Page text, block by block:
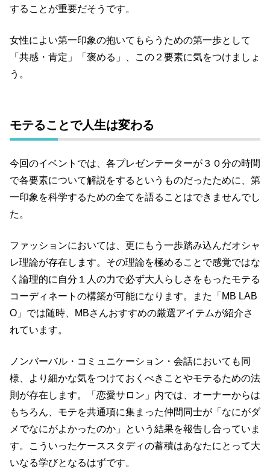
することが重要だそうです。
女性によい第一印象の抱いてもらうための第一歩として
「共感・肯定」「褒める」、この２要素に気をつけましょ
う。
モテることで人生は変わる
今回のイベントでは、各プレゼンテーターが３０分の時間
で各要素について解説をするというものだったために、第
一印象を科学するための全てを語ることはできませんでし
た。
ファッションにおいては、更にもう一歩踏み込んだオシャ
レ理論が存在します。その理論を極めることで感覚ではな
く論理的に自分１人の力で必ず大人らしさをもったモテる
コーディネートの構築が可能になります。また「MB LAB
O」では随時、MBさんおすすめの厳選アイテムが紹介さ
れています。
ノンバーバル・コミュニケーション・会話においても同
様、より細かな気をつけておくべきことやモテるための法
則が存在します。「恋愛サロン」 内では、オーナーからは
もちろん、モテを共通項に集まった仲間同士が「なにがダ
メでなにがよかったのか」という結果を報告し合っていま
す。こういったケーススタディの蓄積はあなたにとって大
いなる学びとなるはずです。